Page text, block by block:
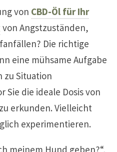
von CBD-Öl für Ihr
von Angstzuständen,
Die richtige
eine mühsame Aufgabe
zu Situation
Sie die ideale Dosis von
erkunden. Vielleicht
experimentieren.
meinem Hund geben?“,